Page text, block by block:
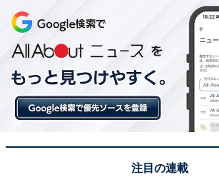
千万人もの人々が視聴したといわれま
1987年頃から夫妻の住まいであるケン
は、チャールズの不在が常態化し、
ルズ、ダイアナ両者が別居に合意した
した。1996年8月28日、離婚が成立。2
両者が平等に持つことになり、ケンジ
続けることで合意しました。離婚後も
て、プリンセス・オブ・ウェールズの
注目の連載